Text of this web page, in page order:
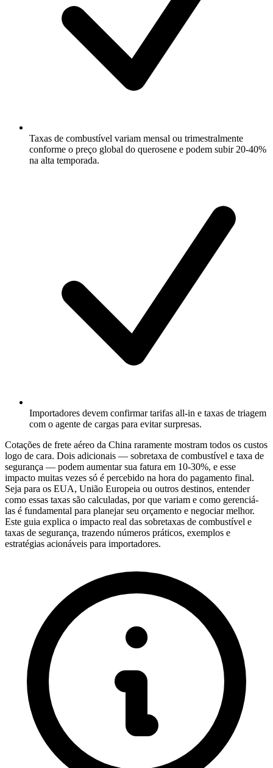
Taxas de combustível variam mensal ou trimestralmente
conforme o preço global do querosene e podem subir 20-40%
na alta temporada.
Importadores devem confirmar tarifas all-in e taxas de triagem
com o agente de cargas para evitar surpresas.
Cotações de frete aéreo da China raramente mostram todos os custos
logo de cara. Dois adicionais — sobretaxa de combustível e taxa de
segurança — podem aumentar sua fatura em 10-30%, e esse
impacto muitas vezes só é percebido na hora do pagamento final.
Seja para os EUA, União Europeia ou outros destinos, entender
como essas taxas são calculadas, por que variam e como gerenciá-
las é fundamental para planejar seu orçamento e negociar melhor.
Este guia explica o impacto real das sobretaxas de combustível e
taxas de segurança, trazendo números práticos, exemplos e
estratégias acionáveis para importadores.